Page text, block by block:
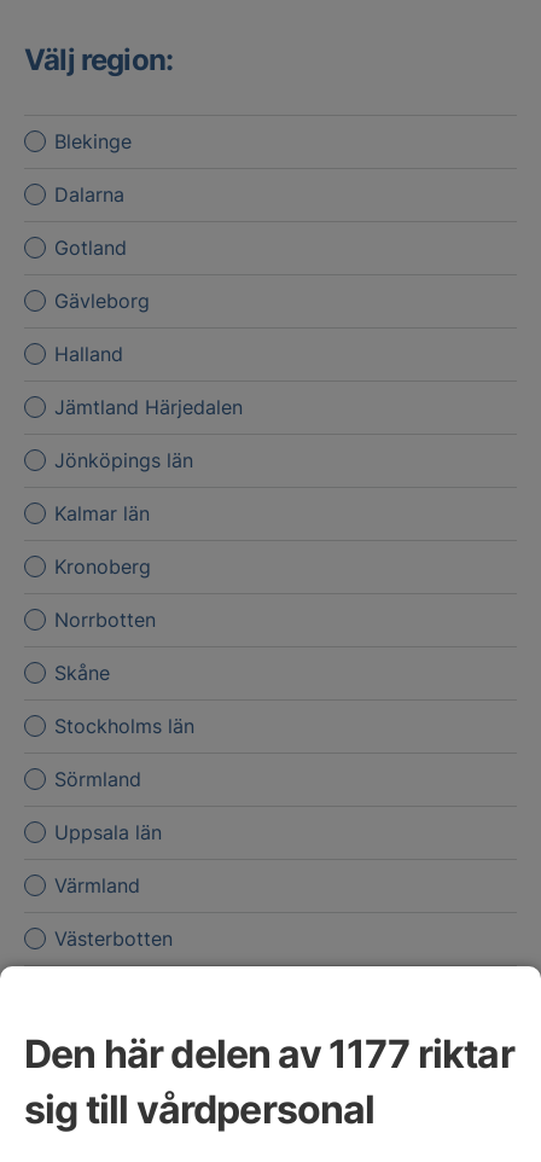
Den här delen av 1177 riktar
sig till vårdpersonal
Välj region:
Blekinge
Dalarna
Gotland
Gävleborg
Halland
Jämtland Härjedalen
Jönköpings län
Kalmar län
Kronoberg
Norrbotten
Skåne
Stockholms län
Sörmland
Uppsala län
Värmland
Västerbotten
Västmanland
Västra Götaland